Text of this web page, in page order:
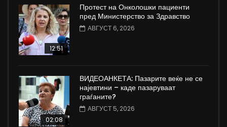
12:51
Протест на Онколошки пациенти
пред Министерство за Здравство
АВГУСТ 6, 2026
02:08
ВИДЕОАНКЕТА: Пазарите веќе не се
најевтини – каде пазаруваат
граѓаните?
АВГУСТ 5, 2026